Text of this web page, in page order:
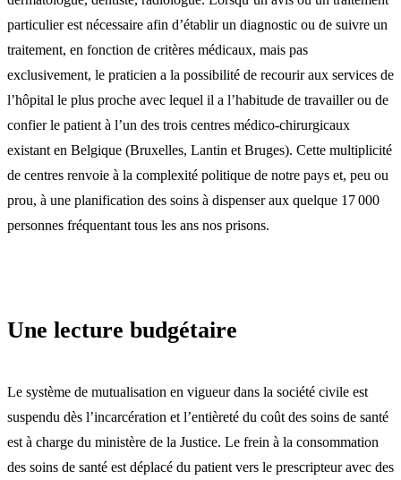
particulier est nécessaire afin d’établir un diagnostic ou de suivre un
traitement, en fonction de critères médicaux, mais pas
exclusivement, le praticien a la possibilité de recourir aux services de
l’hôpital le plus proche avec lequel il a l’habitude de travailler ou de
confier le patient à l’un des trois centres médico-chirurgicaux
existant en Belgique (Bruxelles, Lantin et Bruges). Cette multiplicité
de centres renvoie à la complexité politique de notre pays et, peu ou
prou, à une planification des soins à dispenser aux quelque 17 000
personnes fréquentant tous les ans nos prisons.
Une lecture budgétaire
Le système de mutualisation en vigueur dans la société civile est
suspendu dès l’incarcération et l’entièreté du coût des soins de santé
est à charge du ministère de la Justice. Le frein à la consommation
des soins de santé est déplacé du patient vers le prescripteur avec des